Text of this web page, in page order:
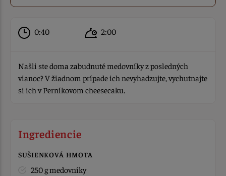
0:40 2:00
Našli ste doma zabudnuté medovníky z posledných
vianoc? V žiadnom prípade ich nevyhadzujte, vychutnajte
si ich v Perníkovom cheesecaku.
Ingrediencie
SUŠIENKOVÁ HMOTA
250 g medovníky